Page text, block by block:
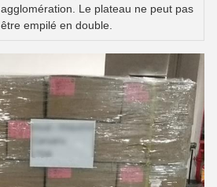
agglomération. Le plateau ne peut pas
être empilé en double.